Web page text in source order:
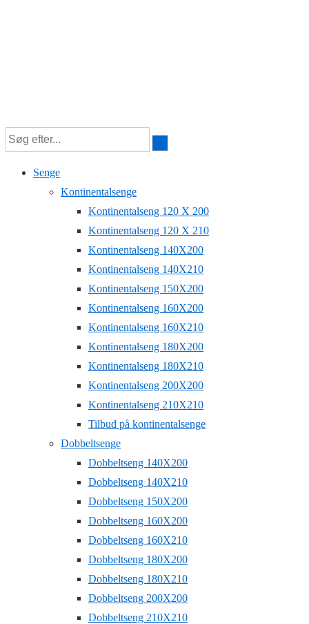
Senge
Kontinentalsenge
Kontinentalseng 120 X 200
Kontinentalseng 120 X 210
Kontinentalseng 140X200
Kontinentalseng 140X210
Kontinentalseng 150X200
Kontinentalseng 160X200
Kontinentalseng 160X210
Kontinentalseng 180X200
Kontinentalseng 180X210
Kontinentalseng 200X200
Kontinentalseng 210X210
Tilbud på kontinentalsenge
Dobbeltsenge
Dobbeltseng 140X200
Dobbeltseng 140X210
Dobbeltseng 150X200
Dobbeltseng 160X200
Dobbeltseng 160X210
Dobbeltseng 180X200
Dobbeltseng 180X210
Dobbeltseng 200X200
Dobbeltseng 210X210